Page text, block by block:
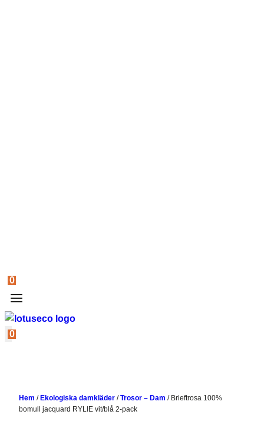
0
0
Hem / Ekologiska damkläder /Trosor – Dam / Brieftrosa 100%
bomull jacquard RYLIE vit/blå 2-pack